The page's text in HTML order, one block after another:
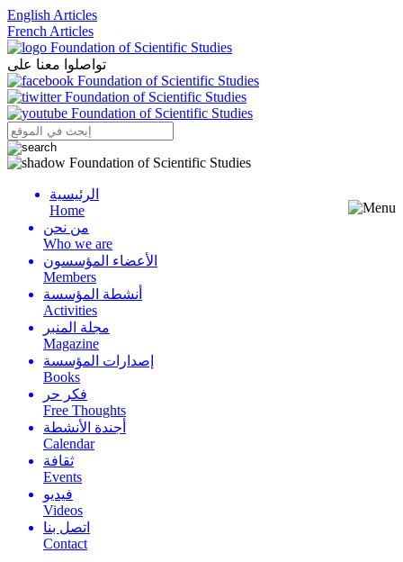
English Articles
French Articles
تواصلوا معنا على
Menu
الرئيسية
Home
من نحن
Who we are
الأعضاء المؤسسون
Members
أنشطة المؤسسة
Activities
مجلة المنبر
Magazine
إصدارات المؤسسة
Books
فكر حر
Free Thoughts
أجندة الأنشطة
Calendar
ثقافة
Events
فيديو
Videos
اتصل بنا
Contact